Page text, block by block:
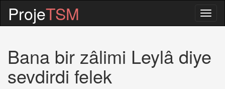
ProjeTSM
Bana bir zâlimi Leylâ diye
sevdirdi felek